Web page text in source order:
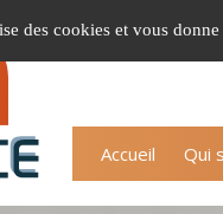
Accueil Qui
des cookies et vous